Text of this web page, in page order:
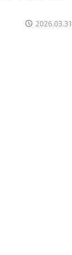
2026.03.31